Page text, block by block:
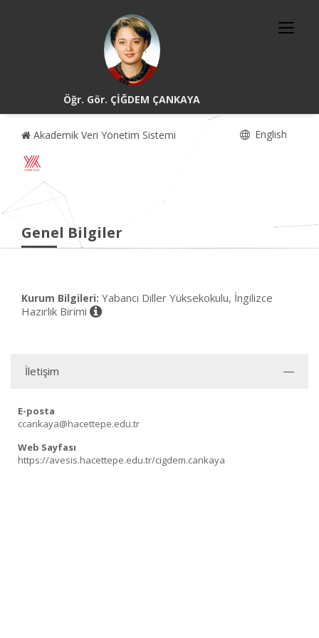
Öğr. Gör. ÇİĞDEM ÇANKAYA
Akademik Veri Yönetim Sistemi English
Genel Bilgiler
Kurum Bilgileri: Yabancı Diller Yüksekokulu, İngilizce
Hazırlık Birimi
İletişim
E-posta
ccankaya@hacettepe.edu.tr
Web Sayfası
https://avesis.hacettepe.edu.tr/cigdem.cankaya